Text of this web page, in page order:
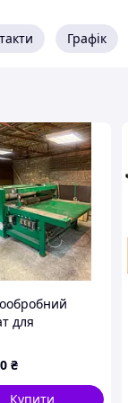
Графік
для
₴
Купити